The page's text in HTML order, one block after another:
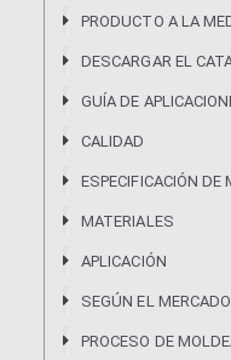
PRODUCTO A LA
DESCARGAR EL
GUÍA DE
CALIDAD
ESPECIFICACIÓN DE
MATERIALES
APLICACIÓN
SEGÚN EL
PROCESO DE